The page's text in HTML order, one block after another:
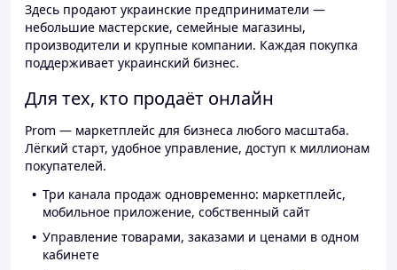
Здесь продают украинские предприниматели —
небольшие мастерские, семейные магазины,
производители и крупные компании. Каждая покупка
поддерживает украинский бизнес.
Для тех, кто продаёт онлайн
Prom — маркетплейс для бизнеса любого масштаба.
Лёгкий старт, удобное управление, доступ к миллионам
покупателей.
Три канала продаж одновременно: маркетплейс,
мобильное приложение, собственный сайт
Управление товарами, заказами и ценами в одном
кабинете